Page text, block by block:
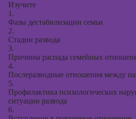
Изучите
1.
Фазы дестабилизации семьи
2.
Стадии развода
3.
Причины распада семейных
4.
Послеразводные отношения между
5.
Профилактика психологических
ситуации развода
6.